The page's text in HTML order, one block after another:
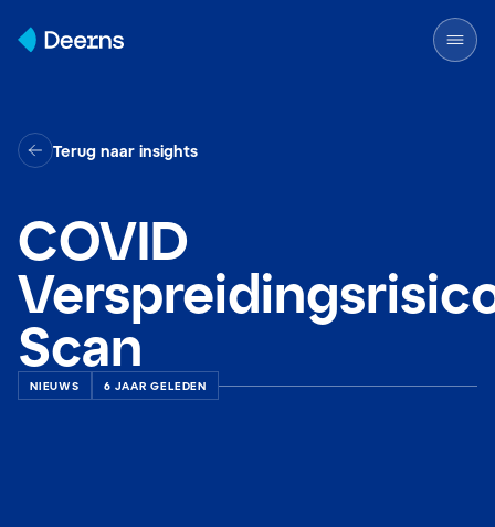
Terug naar insights
COVID
Scan
NIEUWS 6 JAAR GELEDEN